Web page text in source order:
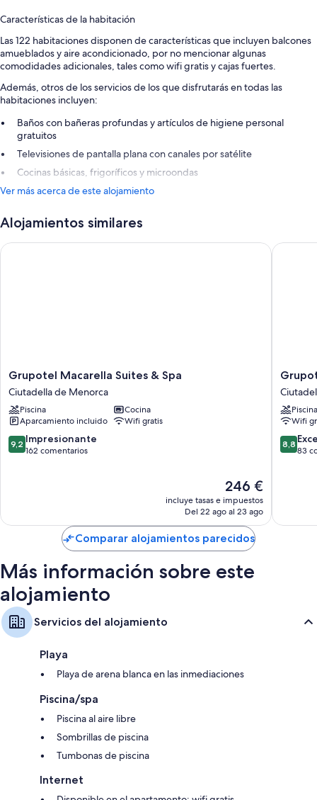
Características de la habitación
Las 122 habitaciones disponen de características que incluyen balcones
amueblados y aire acondicionado, por no mencionar algunas
comodidades adicionales, tales como wifi gratis y cajas fuertes.
Además, otros de los servicios de los que disfrutarás en todas las
habitaciones incluyen:
Baños con bañeras profundas y artículos de higiene personal
gratuitos
Televisiones de pantalla plana con canales por satélite
Cocinas básicas, frigoríficos y microondas
Ver más acerca de este alojamiento
Alojamientos similares
Grupotel
Macarella
Suites
&
Spa
Ciutadella
de
Grupotel Macarella Suites & Spa
Ciutadella de Menorca
Piscina
Cocina
Aparcamiento incluido
Wifi gratis
9.2
sobre
9,2 Impresionante
162 comentarios
El
precio
actual
de
246 €
246 €
incluye tasas e impuestos
Del 22 ago al 23 ago
Grupotel Macarella Suites & Spa
dePiscina
Wifi
8.8
sobre
8,8
83
Comparar alojamientos parecidos
Más información sobre este
alojamiento
Servicios del alojamiento
Playa
Playa de arena blanca en las inmediaciones
Piscina/spa
Piscina al aire libre
Sombrillas de piscina
Tumbonas de piscina
Internet